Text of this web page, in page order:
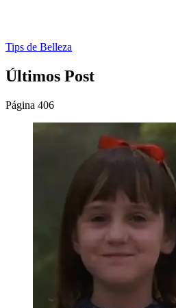
Tips de Belleza
Últimos Post
Página 406